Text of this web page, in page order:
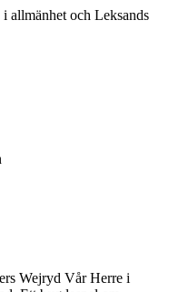
allmänhet och Leksands
Wejryd Vår Herre i